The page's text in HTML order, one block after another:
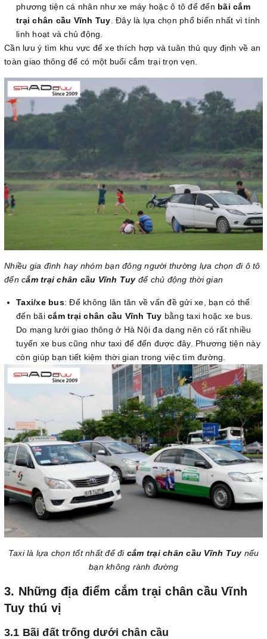
phương tiện cá nhân như xe máy hoặc ô tô để đến bãi cắm
trại chân cầu Vĩnh Tuy . Đây là lựa chọn phổ biến nhất vì tính
linh hoạt và chủ động.
Cần lưu ý tìm khu vực để xe thích hợp và tuân thủ quy định về an
toàn giao thông để có một buổi cắm trại trọn vẹn.
Nhiều gia đình hay nhóm bạn đông người thường lựa chọn đi ô tô
đến cắm trại chân cầu Vĩnh Tuyđể chủ động thời gian
Taxi/xe bus: Để không lăn tăn về vấn đề gửi xe, bạn có thể
đến bãi cắm trại chân cầu Vĩnh Tuy bằng taxi hoặc xe bus.
Do mạng lưới giao thông ở Hà Nội đa dạng nên có rất nhiều
tuyến xe bus cũng như taxi để đến được đây. Phương tiện này
còn giúp bạn tiết kiệm thời gian trong việc tìm đường.
Taxi là lựa chọn tốt nhất để đi cắm trại chân cầu Vĩnh Tuynếu
bạn không rành đường
3. Những địa điểm cắm trại chân cầu Vĩnh
Tuy thú vị
3.1 Bãi đất trống dưới chân cầu